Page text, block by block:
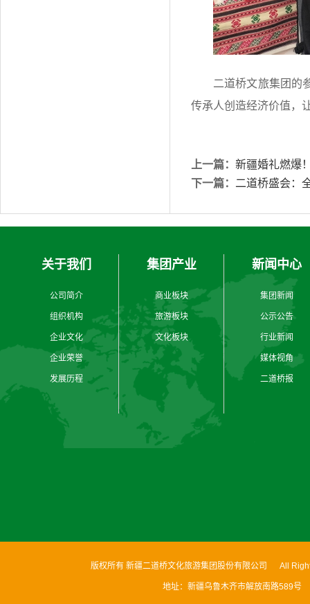
二道桥文旅集团的
传承人创造经济价值，
上一篇： 新疆婚礼燃爆
下一篇： 二道桥盛会：
关于我们
公司简介
组织机构
企业文化
企业荣誉
发展历程
集团产业
商业板块
旅游板块
文化板块
新闻中心
集团新闻
公示公告
行业新闻
媒体视角
二道桥报
版权所有 新疆二道桥文化旅游集团股份有限公司 All
地址：新疆乌鲁木齐市解放南路589号